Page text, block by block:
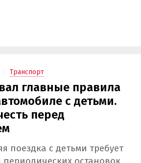
Транспорт
главные правила
с детьми.
перед
поездка с детьми требует